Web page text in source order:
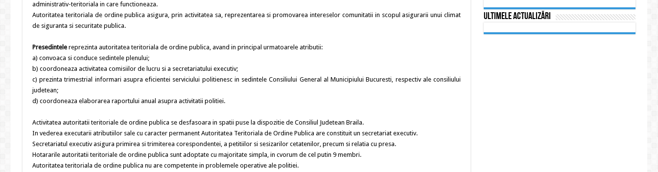
administrativ-teritoriala in care functioneaza.
Autoritatea teritoriala de ordine publica asigura, prin activitatea sa, reprezentarea si promovarea intereselor comunitatii in scopul asigurarii unui climat
de siguranta si securitate publica.
Presedintele reprezinta autoritatea teritoriala de ordine publica, avand in principal urmatoarele atributii:
a) convoaca si conduce sedintele plenului;
b) coordoneaza activitatea comisiilor de lucru si a secretariatului executiv;
c) prezinta trimestrial informari asupra eficientei serviciului politienesc in sedintele Consiliului General al Municipiului Bucuresti, respectiv ale consiliului
judetean;
d) coordoneaza elaborarea raportului anual asupra activitatii politiei.
Activitatea autoritatii teritoriale de ordine publica se desfasoara in spatii puse la dispozitie de Consiliul Judetean Braila.
In vederea executarii atributiilor sale cu caracter permanent Autoritatea Teritoriala de Ordine Publica are constituit un secretariat executiv.
Secretariatul executiv asigura primirea si trimiterea corespondentei, a petitiilor si sesizarilor cetatenilor, precum si relatia cu presa.
Hotararile autoritatii teritoriale de ordine publica sunt adoptate cu majoritate simpla, in cvorum de cel putin 9 membri.
Autoritatea teritoriala de ordine publica nu are competente in problemele operative ale politiei.
Ultimele actualizări